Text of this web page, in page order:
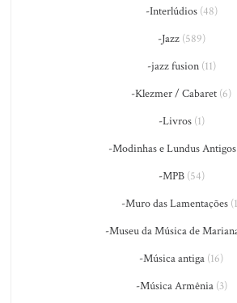
-Interlúdios(48)
-Jazz(589)
-jazz fusion(11)
-Klezmer / Cabaret (6)
-Livros(1)
-Modinhas e Lundus Antigos
-MPB(54)
-Muro das Lamentações
-Museu da Música de
-Música antiga (16)
-Música Armênia(3)